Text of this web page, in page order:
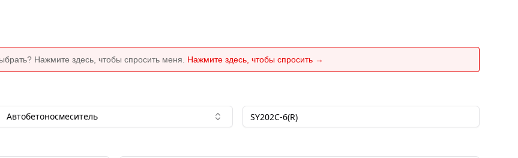
Нажмите здесь, чтобы спросить меня. Нажмите здесь, чтобы спросить →
Автобетоносмеситель